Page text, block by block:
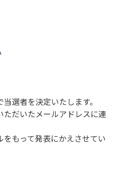
選者を決定いたします。
だいたメールアドレスに連
もって発表にかえさせてい